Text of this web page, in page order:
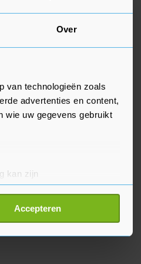
Over
van technologieën zoals
advertenties en content,
wie uw gegevens gebruikt
kan zijn
detailgedeelte
Accepteren